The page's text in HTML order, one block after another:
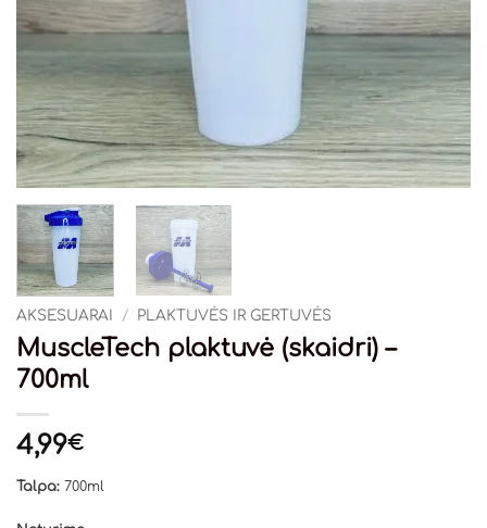
AKSESUARAI / PLAKTUVĖS IR GERTUVĖS
MuscleTech plaktuvė (skaidri) –
700ml
4,99€
Talpa: 700ml